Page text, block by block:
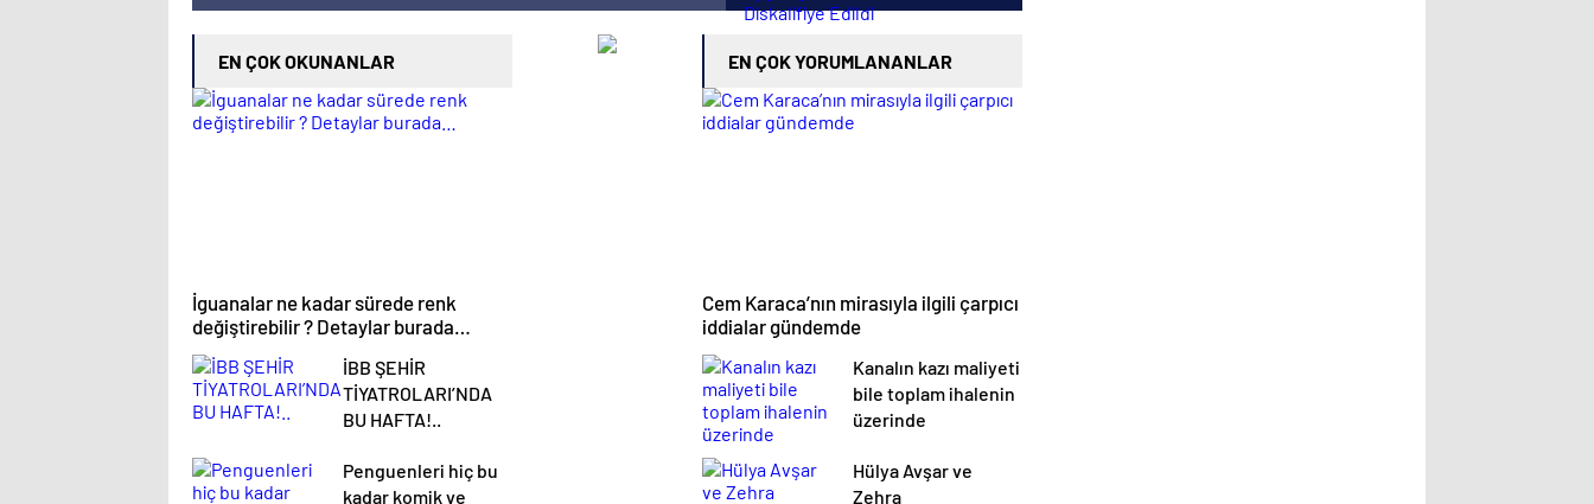
Uygulayınca
Edildi
EN ÇOK OKUNANLAR
İguanalar ne kadar sürede renk
değiştirebilir ? Detaylar burada…
İBB ŞEHİR
TİYATROLARI’NDA
BU HAFTA!..
Penguenleri hiç bu
kadar komik ve
EN ÇOK YORUMLANANLAR
Cem Karaca’nın mirasıyla ilgili çarpıcı
iddialar gündemde
Kanalın kazı maliyeti
bile toplam ihalenin
üzerinde
Hülya Avşar ve
Zehra